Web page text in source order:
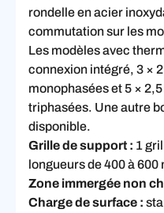
rondelle en acier
commutation sur les
Les modèles avec
connexion intégré, 3 ×
monophasées et 5 ×
triphasées. Une autre
disponible.
Grille de support : 1
longueurs de 400 à
Zone immergée non
Charge de surface :